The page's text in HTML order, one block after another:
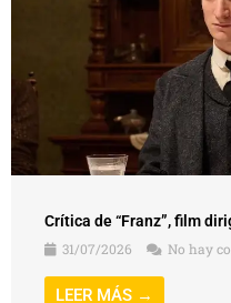
Crítica de “Franz”, film
31/07/2026
No hay
LEER MÁS →